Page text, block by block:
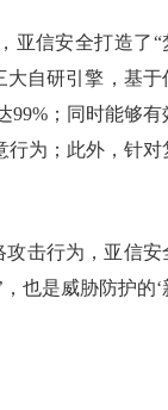
亚信安全打造了“
大自研引擎，基于
99%；同时能够有
行为；此外，针对
攻击行为，亚信安
，也是威胁防护的‘